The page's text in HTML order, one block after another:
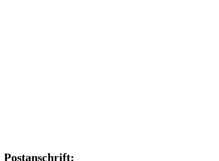
Postanschrift: